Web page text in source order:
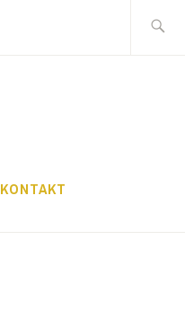
KONTAKT